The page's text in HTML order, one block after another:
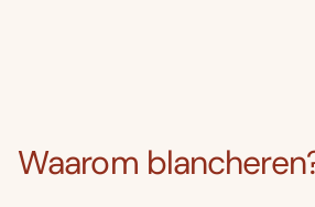
Waarom